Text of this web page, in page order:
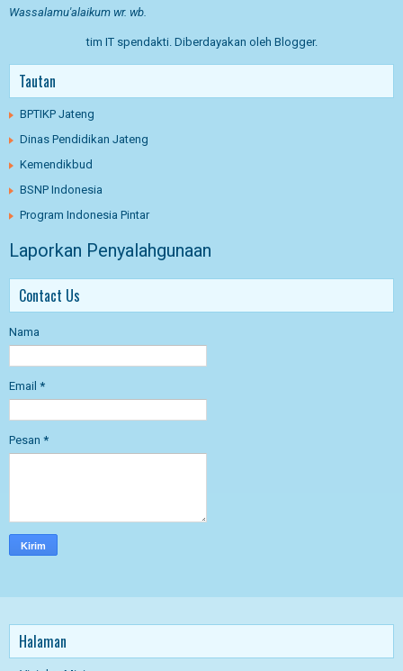
Wassalamu'alaikum wr. wb.
tim IT spendakti. Diberdayakan oleh Blogger.
Tautan
BPTIKP Jateng
Dinas Pendidikan Jateng
Kemendikbud
BSNP Indonesia
Program Indonesia Pintar
Laporkan Penyalahgunaan
Contact Us
Nama
Email *
Pesan *
Halaman